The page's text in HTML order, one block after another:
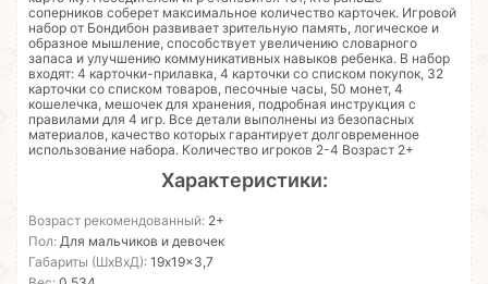
соперников соберет максимальное количество карточек. Игровой
набор от Бондибон развивает зрительную память, логическое и
образное мышление, способствует увеличению словарного
запаса и улучшению коммуникативных навыков ребенка. В набор
входят: 4 карточки-прилавка, 4 карточки со списком покупок, 32
карточки со списком товаров, песочные часы, 50 монет, 4
кошелечка, мешочек для хранения, подробная инструкция с
правилами для 4 игр. Все детали выполнены из безопасных
материалов, качество которых гарантирует долговременное
использование набора. Количество игроков 2-4 Возраст 2+
Характеристики:
Возраст рекомендованный: 2+
Пол: Для мальчиков и девочек
Габариты (ШхВхД): 19x19x3,7